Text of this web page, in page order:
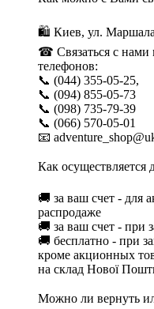
🛍 Киев, ул.
☎ Связаться с
телефонов:
📞 (044) 355-05-25,
📞 (094) 855-05-73
📞 (098)
📞 (066) 570-05-01
📧
Как осуществляется
🚚 за ваш счет - для
распродаже
🚚 за ваш счет - при
🚚 бесплатно - при
кроме акционных
на склад Нової
Можно ли вернуть